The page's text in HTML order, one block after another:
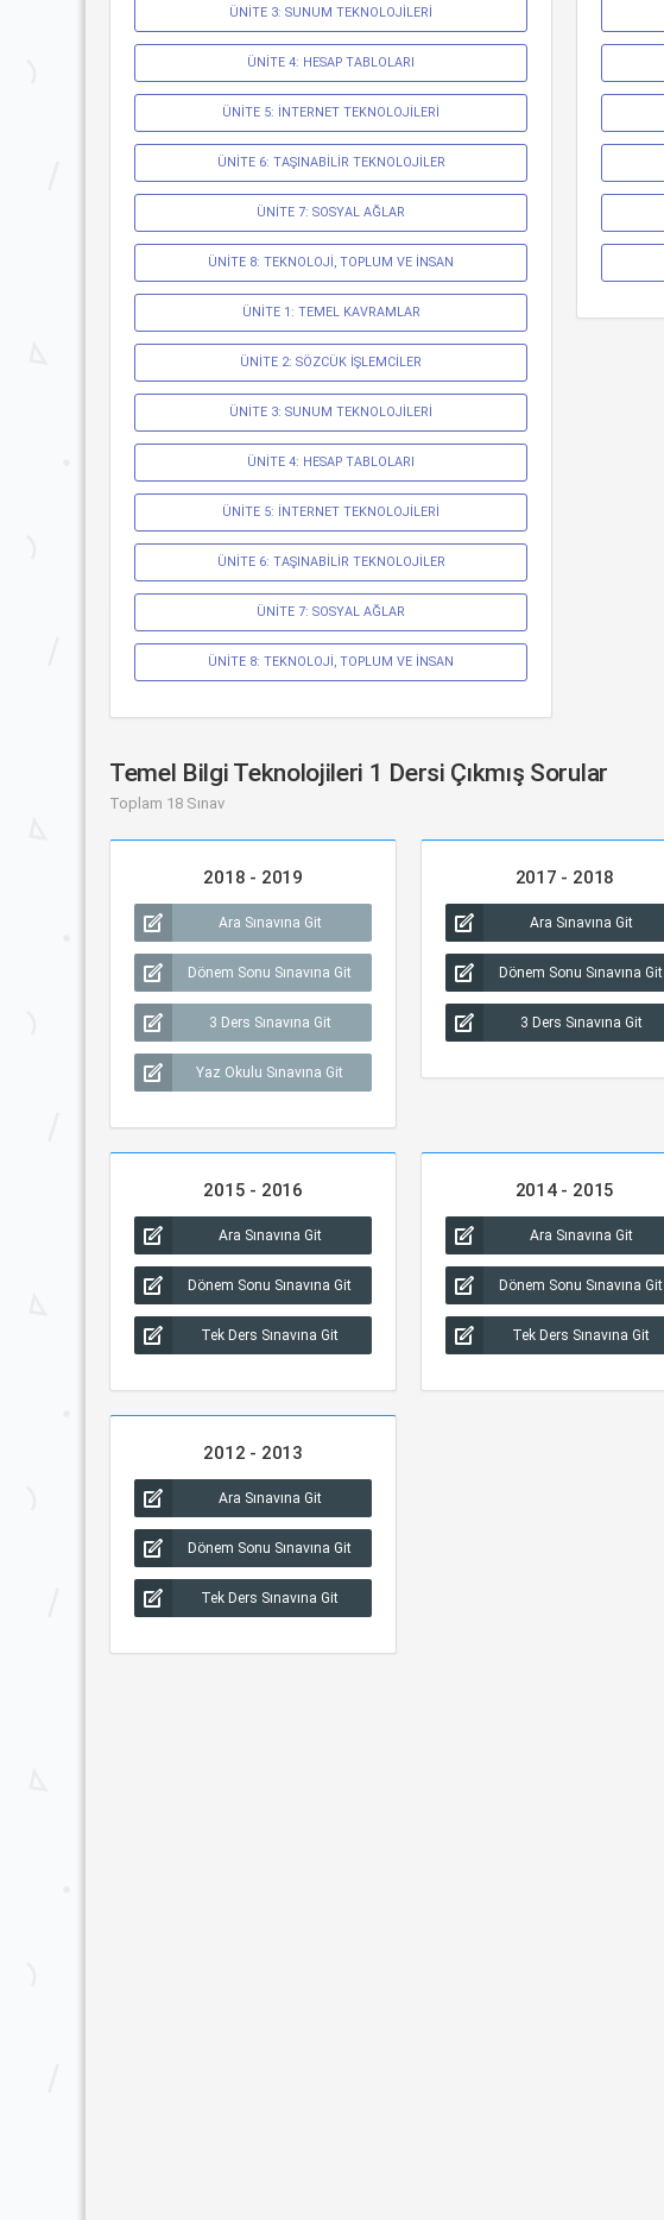
ÜNİTE 3: SUNUM TEKNOLOJİLERİ
ÜNİTE 4: HESAP TABLOLARI
ÜNİTE 5: İNTERNET TEKNOLOJİLERİ
ÜNİTE 6: TAŞINABİLİR TEKNOLOJİLER
ÜNİTE 7: SOSYAL AĞLAR
ÜNİTE 8: TEKNOLOJİ, TOPLUM VE İNSAN
ÜNİTE 1: TEMEL KAVRAMLAR
ÜNİTE 2: SÖZCÜK İŞLEMCİLER
ÜNİTE 3: SUNUM TEKNOLOJİLERİ
ÜNİTE 4: HESAP TABLOLARI
ÜNİTE 5: İNTERNET TEKNOLOJİLERİ
ÜNİTE 6: TAŞINABİLİR TEKNOLOJİLER
ÜNİTE 7: SOSYAL AĞLAR
ÜNİTE 8: TEKNOLOJİ, TOPLUM VE İNSAN
Temel Bilgi Teknolojileri 1 Dersi Çıkmış Sorular
Toplam 18 Sınav
2018 - 2019
Ara Sınavına Git
Dönem Sonu Sınavına Git
3 Ders Sınavına Git
Yaz Okulu Sınavına Git
2017 - 2018
Ara Sınavına Git
Dönem Sonu Sınavına Git
3 Ders Sınavına Git
2015 - 2016
Ara Sınavına Git
Dönem Sonu Sınavına Git
Tek Ders Sınavına Git
2014 - 2015
Ara Sınavına Git
Dönem Sonu Sınavına Git
Tek Ders Sınavına Git
2012 - 2013
Ara Sınavına Git
Dönem Sonu Sınavına Git
Tek Ders Sınavına Git